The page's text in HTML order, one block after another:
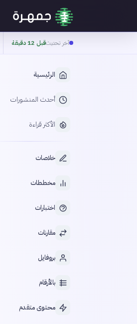
آخر تحديثقبل 12 دقيقة
الرئيسية
أحدث المنشورات
الأكثر قراءة
خلاصات
مخططات
اختبارات
مقارنات
بروفايل
بالأرقام
محتوى متقدم